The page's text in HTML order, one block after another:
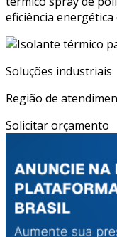
eficiência
Soluções industriais
Região de
Solicitar orçamento